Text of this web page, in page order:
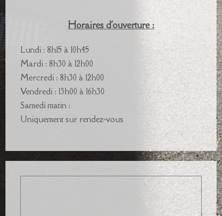
Horaires d'ouverture :
Lundi : 8h15 à 10h45
Mardi : 8h30 à 12h00
Mercredi : 8h30 à 12h00
Vendredi : 13h00 à 16h30
Samedi matin :
Uniquement sur rendez-vous